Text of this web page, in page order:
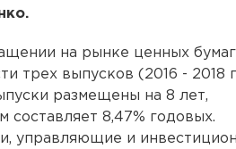
на рынке ценных бумаг
трех выпусков (2016 - 2018
размещены на 8 лет,
составляет 8,47% годовых.
управляющие и